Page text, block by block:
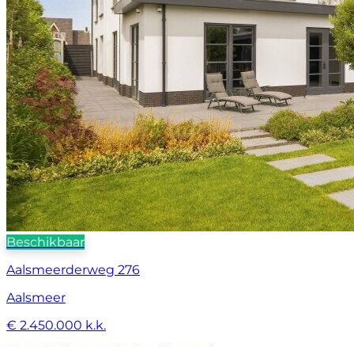
Beschikbaar
Aalsmeerderweg 276
Aalsmeer
€ 2.450.000 k.k.